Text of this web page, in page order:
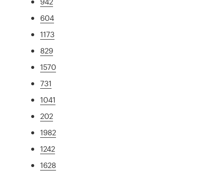
604
1173
829
1570
731
1041
202
1982
1242
1628